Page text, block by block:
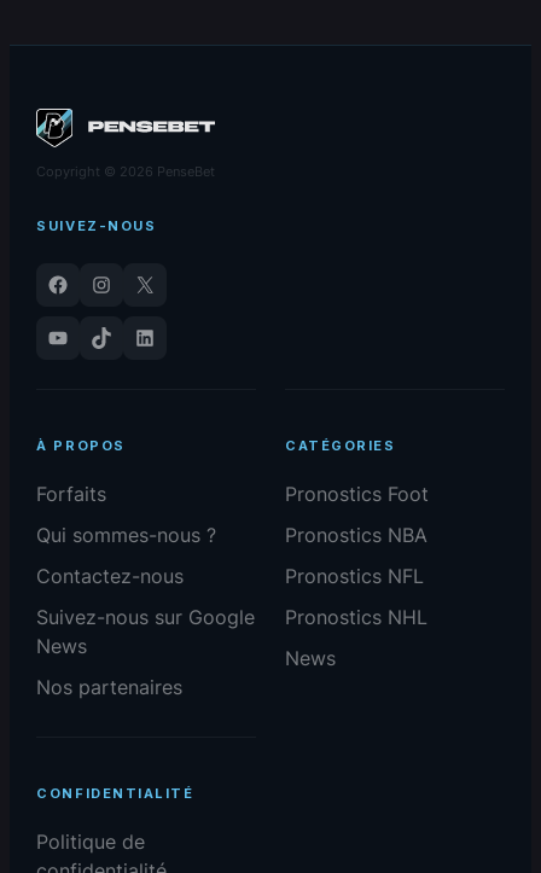
Copyright © 2026 PenseBet
SUIVEZ-NOUS
Facebook Instagram
X
YouTube
TikTok LinkedIn
À PROPOS
Forfaits
Qui sommes-nous ?
Contactez-nous
Suivez-nous sur Google
News
Nos partenaires
CATÉGORIES
Pronostics Foot
Pronostics NBA
Pronostics NFL
Pronostics NHL
News
CONFIDENTIALITÉ
Politique de